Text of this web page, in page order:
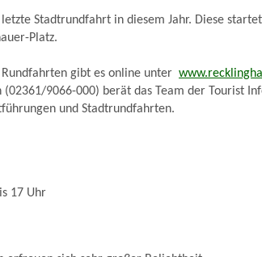
Stadtrundfahrt in diesem Jahr. Diese
Platz.
gibt es online unter
9066-000) berät das Team der Tourist
und Stadtrundfahrten.
17 Uhr